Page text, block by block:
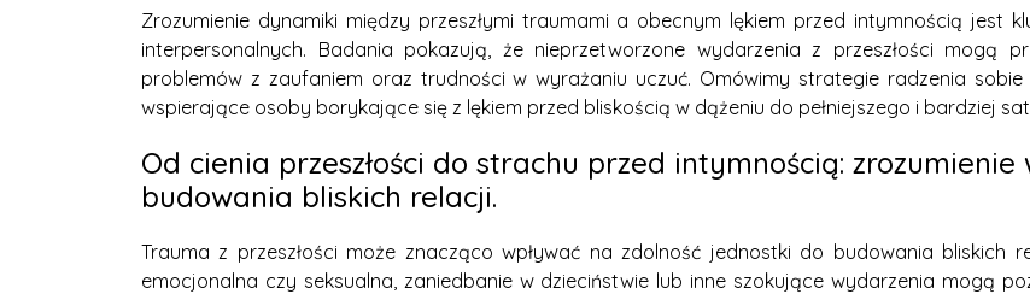
Zrozumienie dynamiki między przeszłymi traumami a obecnym lękiem przed intymnością jest
interpersonalnych. Badania pokazują, że nieprzetworzone wydarzenia z przeszłości mogą
problemów z zaufaniem oraz trudności w wyrażaniu uczuć. Omówimy strategie radzenia
wspierające osoby borykające się z lękiem przed bliskością w dążeniu do pełniejszego i bardziej
Od cienia przeszłości do strachu przed intymnością:
budowania bliskich relacji.
Trauma z przeszłości może znacząco wpływać na zdolność jednostki do budowania bliskich
emocjonalna czy seksualna, zaniedbanie w dzieciństwie lub inne szokujące wydarzenia mogą